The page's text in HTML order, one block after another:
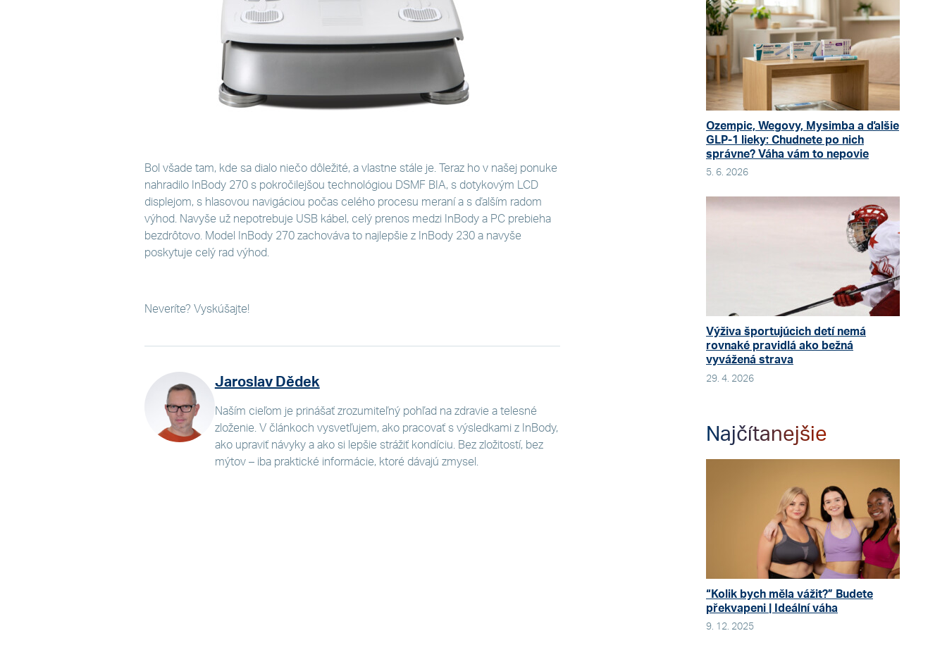
Bol všade tam, kde sa dialo niečo dôležité, a vlastne stále je. Teraz ho v našej ponuke
nahradilo InBody 270 s pokročilejšou technológiou DSMF BIA, s dotykovým LCD
displejom, s hlasovou navigáciou počas celého procesu meraní a s ďalším radom
výhod. Navyše už nepotrebuje USB kábel, celý prenos medzi InBody a PC prebieha
bezdrôtovo. Model InBody 270 zachováva to najlepšie z InBody 230 a navyše
poskytuje celý rad výhod.
Neveríte? Vyskúšajte!
Jaroslav Dědek
Naším cieľom je prinášať zrozumiteľný pohľad na zdravie a telesné
zloženie. V článkoch vysvetľujem, ako pracovať s výsledkami z InBody,
ako upraviť návyky a ako si lepšie strážiť kondíciu. Bez zložitostí, bez
mýtov – iba praktické informácie, ktoré dávajú zmysel.
Ozempic, Wegovy, Mysimba a ďalšie
GLP-1 lieky: Chudnete po nich
správne? Váha vám to nepovie
5. 6. 2026
Výživa športujúcich detí nemá
rovnaké pravidlá ako bežná
vyvážená strava
29. 4. 2026
Najčítanejšie
“Kolik bych měla vážit?” Budete
překvapeni | Ideální váha
9. 12. 2025